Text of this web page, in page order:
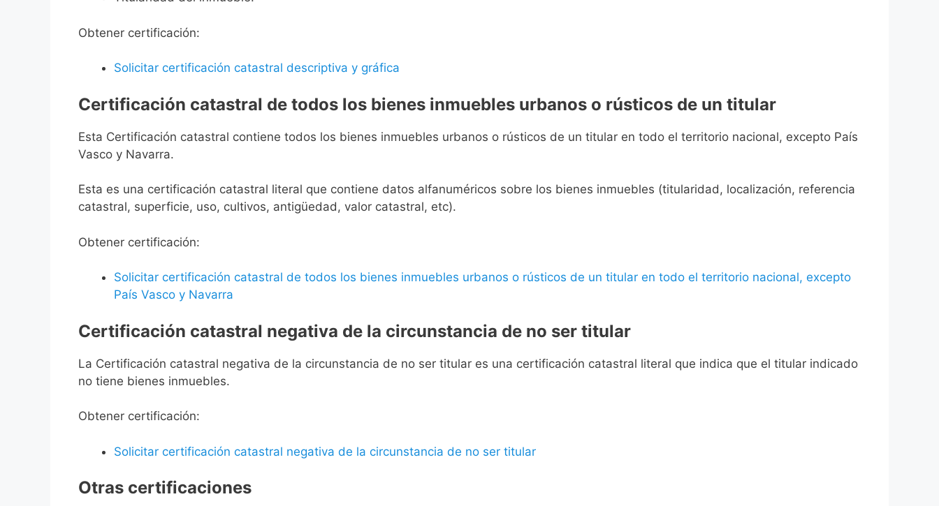
Obtener certificación:
Solicitar certificación catastral descriptiva y gráfica
Certificación catastral de todos los bienes inmuebles urbanos o rústicos de un titular
Esta Certificación catastral contiene todos los bienes inmuebles urbanos o rústicos de un titular en todo el territorio nacional, excepto País
Vasco y Navarra.
Esta es una certificación catastral literal que contiene datos alfanuméricos sobre los bienes inmuebles (titularidad, localización, referencia
catastral, superficie, uso, cultivos, antigüedad, valor catastral, etc).
Obtener certificación:
Solicitar certificación catastral de todos los bienes inmuebles urbanos o rústicos de un titular en todo el territorio nacional, excepto
País Vasco y Navarra
Certificación catastral negativa de la circunstancia de no ser titular
La Certificación catastral negativa de la circunstancia de no ser titular es una certificación catastral literal que indica que el titular indicado
no tiene bienes inmuebles.
Obtener certificación:
Solicitar certificación catastral negativa de la circunstancia de no ser titular
Otras certificaciones